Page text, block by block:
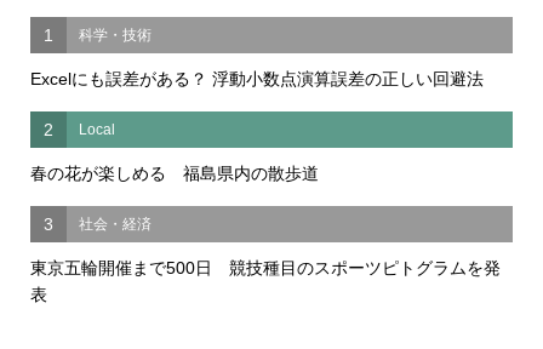
1 科学・技術
Excelにも誤差がある？ 浮動小数点演算誤差の正しい回避法
2 Local
春の花が楽しめる 福島県内の散歩道
3 社会・経済
東京五輪開催まで500日 競技種目のスポーツピトグラムを発
表